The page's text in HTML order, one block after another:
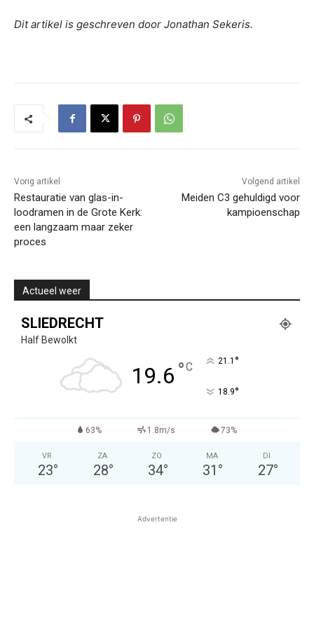
Dit artikel is geschreven door Jonathan Sekeris.
Vorig artikel
Restauratie van glas-in-
loodramen in de Grote Kerk:
een langzaam maar zeker
proces
Volgend artikel
Meiden C3 gehuldigd voor
kampioenschap
Actueel weer
SLIEDRECHT
Half Bewolkt
19.6 °C 21.1 °
18.9°
63% 1.8m/s 73%
VR
23°
ZA
28°
ZO
34°
MA
31 °
DI
27°
Advertentie